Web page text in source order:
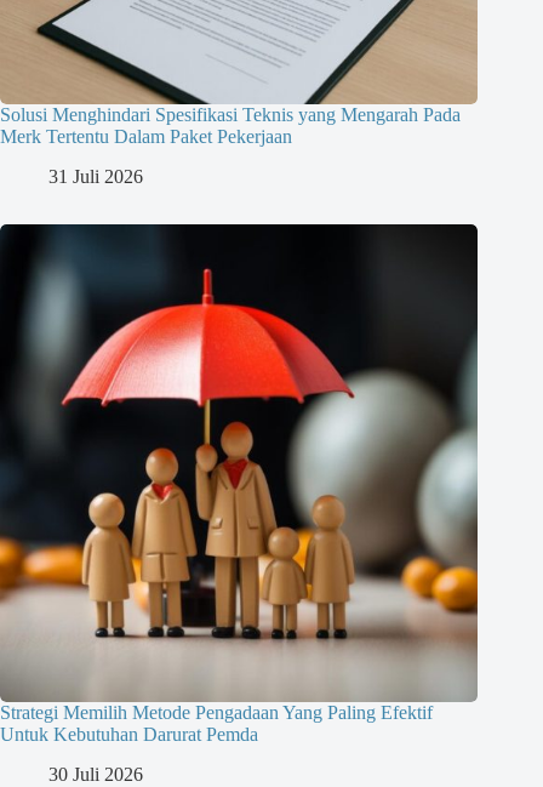
Solusi Menghindari Spesifikasi Teknis yang Mengarah Pada
Merk Tertentu Dalam Paket Pekerjaan
31 Juli 2026
Strategi Memilih Metode Pengadaan Yang Paling Efektif
Untuk Kebutuhan Darurat Pemda
30 Juli 2026